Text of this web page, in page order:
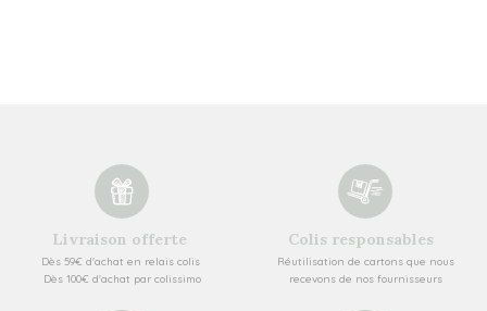
Livraison offerte
Dès 59€ d'achat en relais colis
Dès 100€ d'achat par colissimo
Colis responsables
Réutilisation de cartons que nous
recevons de nos fournisseurs